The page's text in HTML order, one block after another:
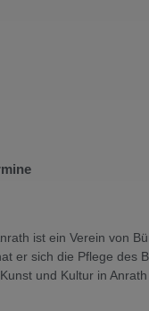
ist ein Verein von
er sich die Pflege des
und Kultur in